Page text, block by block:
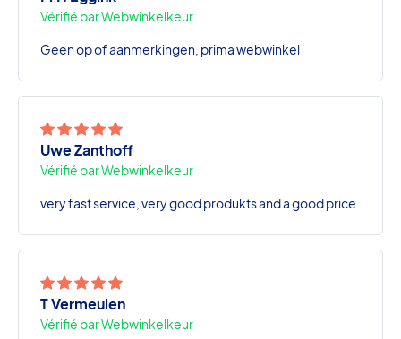
Vérifié par Webwinkelkeur
Geen op of aanmerkingen, prima webwinkel
Uwe Zanthoff
Vérifié par Webwinkelkeur
very fast service, very good produkts and a good price
T Vermeulen
Vérifié par Webwinkelkeur